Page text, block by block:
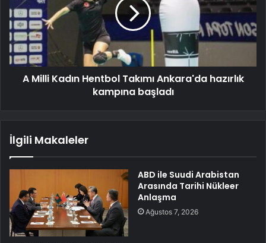
A Milli Kadın Hentbol Takımı Ankara'da hazırlık
kampına başladı
İlgili Makaleler
ABD ile Suudi Arabistan
Arasında Tarihi Nükleer
Anlaşma
Ağustos 7, 2026